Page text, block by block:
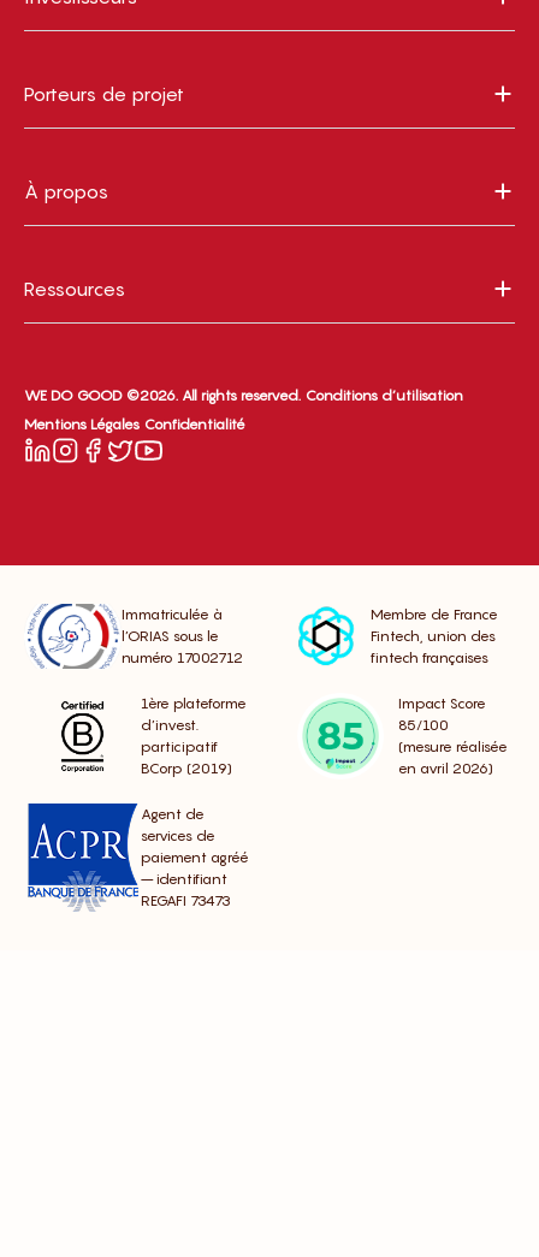
Porteurs de projet
À propos
Ressources
WE DO GOOD ©2026. All rights reserved. Conditions d’utilisation
Mentions Légales Confidentialité
Immatriculée à
l’ORIAS sous le
numéro 17002712
Membre de France
Fintech, union des
fintech françaises
1ère plateforme
d’invest.
participatif
BCorp (2019)
Impact Score
85/100
(mesure réalisée
en avril 2026)
Agent de
services de
paiement agréé
– identifiant
REGAFI 73473